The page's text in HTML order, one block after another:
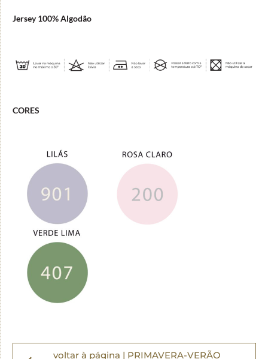
Jersey 100% Algodão
CORES
voltar à página | PRIMAVERA-VERÃO